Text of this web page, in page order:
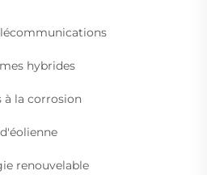
hybrides
à la corrosion
renouvelable